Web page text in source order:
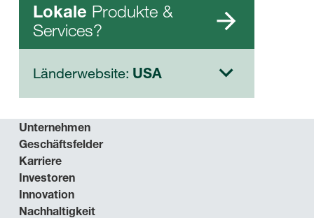
Lokale Produkte &
Services?
Länderwebsite: USA
Unternehmen
Geschäftsfelder
Karriere
Investoren
Innovation
Nachhaltigkeit